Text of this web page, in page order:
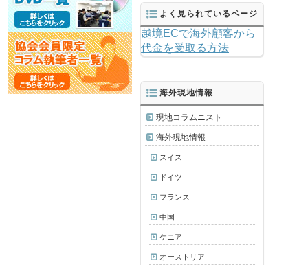
よく見られているページ
越境ECで海外顧客から
代金を受取る方法
海外現地情報
現地コラムニスト
海外現地情報
スイス
ドイツ
フランス
中国
ケニア
オーストリア